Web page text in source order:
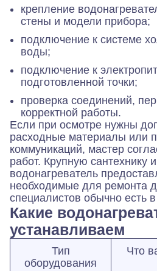
крепление
стены и модели прибора;
подключение к системе
воды;
подключение к
подготовленной точки;
проверка соединений,
корректной работы.
Если при осмотре нужны
расходные материалы или
коммуникаций, мастер
работ. Крупную сантехнику
водонагреватель
необходимые для ремонта
специалистов обычно есть
Какие
устанавливаем
Тип
оборудования
Что